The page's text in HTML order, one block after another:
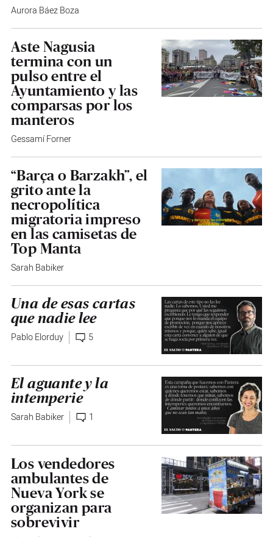
Aurora Báez Boza
Aste Nagusia
termina con un
pulso entre el
Ayuntamiento y las
comparsas por los
manteros
Gessamí Forner
“Barça o Barzakh”, el
grito ante la
necropolítica
migratoria impreso
en las camisetas de
Top Manta
Sarah Babiker
Una de esas cartas
que nadie lee
Pablo Elorduy 5
El aguante y la
intemperie
Sarah Babiker 1
Los vendedores
ambulantes de
Nueva York se
organizan para
sobrevivir